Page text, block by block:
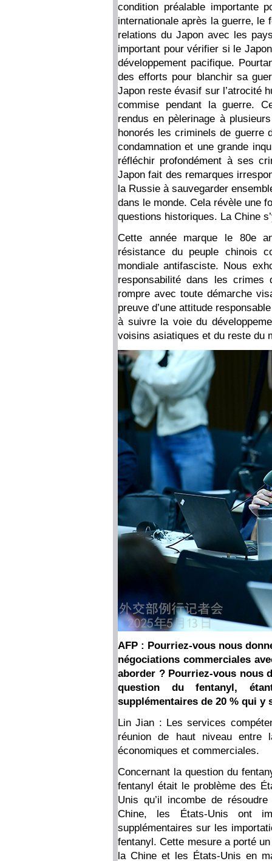
condition préalable importante
internationale après la guerre, le
relations du Japon avec les
important pour vérifier si le
développement pacifique.
des efforts pour blanchir sa
Japon reste évasif sur l’atrocité
commise pendant la guerre.
rendus en pèlerinage à
honorés les criminels de guerre
condamnation et une grande
réfléchir profondément à ses
Japon fait des remarques
la Russie à sauvegarder
dans le monde. Cela révèle une
questions historiques. La Chine
Cette année marque le 80e
résistance du peuple chinois
mondiale antifasciste. Nous
responsabilité dans les
rompre avec toute démarche
preuve d’une attitude
à suivre la voie du
voisins asiatiques et du reste du
AFP : Pourriez-vous nous
négociations commerciales
aborder ? Pourriez-vous nous
question du fentanyl,
supplémentaires de 20 % qui
Lin Jian : Les services
réunion de haut niveau
économiques et commerciales.
Concernant la question du
fentanyl était le problème des
Unis qu’il incombe de
Chine, les États-Unis ont
supplémentaires sur les
fentanyl. Cette mesure a porté
la Chine et les États-Unis en